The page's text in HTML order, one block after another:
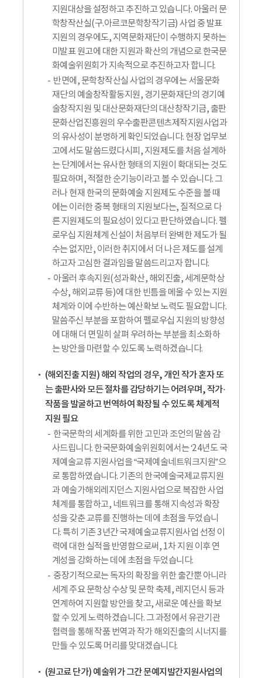
지원대상을 설정하고 추진하고 있습니다. 아울러 문
학창작산실(구.아르코문학창작기금) 사업 중 발표
지원의 경우에도, 지역문화재단이 수행하지 못하는
미발표 원고에 대한 지원과 확산의 개념으로 한국문
화예술위원회가 지속적으로 추진하고자 합니다.
반면에, 문학창작산실 사업의 경우에는 서울문화
재단의 예술창작활동지원, 경기문화재단의 경기예
술창작지원 및 대산문화재단의 대산창작기금, 출판
문화산업진흥원의 우수출판콘텐츠제작지원사업과
의 유사성이 분명하게 확인되었습니다. 현장 업무보
고에서도 말씀드렸다시피, 지원제도를 처음 설계하
는 단계에서는 유사한 형태의 지원이 확대되는 것도
필요하며, 적절한 순기능이라고 볼 수 있습니다. 그
러나 현재 한국의 문화예술 지원제도 수준을 볼 때
에는 이러한 중복 형태의 지원보다는, 질적으로 다
른 지원제도의 필요성이 있다고 판단하였습니다. 펠
로우십 지원체계 신설이 처음부터 완벽한 제도가 될
수는 없지만, 이러한 취지에서 더 나은 제도를 설계
하고자 고심한 결과임을 말씀드리고자 합니다.
아울러 후속지원(성과확산, 해외진출, 세계문학상
수상, 해외교류 등)에 대한 빈틈을 메울 수 있는 지원
체계와 이에 수반하는 예산확보 노력도 필요합니다.
말씀주신 부분을 포함하여 펠로우십 지원의 방향성
에 대해 더 면밀히 살펴 우려하는 부분을 최소화하
는 방안을 마련할 수 있도록 노력하겠습니다.
(해외진출 지원) 해외 작업의 경우, 개인 작가 혼자 또
는 출판사와 모든 절차를 감당하기는 어려우며, 작가·
작품을 발굴하고 번역하여 확장될 수 있도록 체계적
지원 필요
한국문학의 세계화를 위한 고민과 조언의 말씀 감
사드립니다. 한국문화예술위원회에서는 ‘24년도 국
제예술교류 지원사업을 “국제예술네트워크지원”으
로 통합하였습니다. 기존의 한국예술국제교류지원
과 예술가해외레지던스 지원사업으로 복잡한 사업
체계를 통합하고, 네트워크를 통해 지속성과 확장
성을 갖춘 교류를 진행하는 데에 초점을 두었습니
다. 특히 기존 3년간 국제예술교류지원사업 선정 이
력에 대한 실적을 반영함으로써, 1차 지원 이후 연
계성을 강화하는 데에 초점을 두었습니다.
중장기적으로는 독자의 확장을 위한 출간뿐 아니라
세계 주요 문학상 수상 및 문학 축제, 레지던시 등과
연계하여 지원할 방안을 찾고, 새로운 예산을 확보
할 수 있게 노력하겠습니다. 그 과정에서 유관기관
협력을 통해 작품 번역과 작가 해외진출의 시너지를
만들 수 있도록 머리를 맞대겠습니다.
(원고료 단가) 예술위가 그간 문예지발간지원사업의